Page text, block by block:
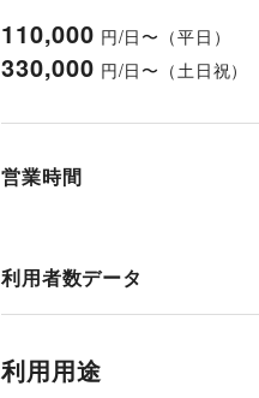
110,000 円/日〜（平日）
330,000 円/日〜（土日祝）
営業時間
利用者数データ
利用用途